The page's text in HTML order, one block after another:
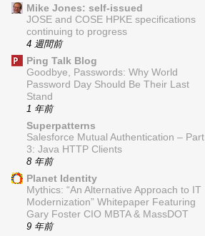
Mike Jones: self-issued
JOSE and COSE HPKE specifications
continuing to progress
4 週間前
Ping Talk Blog
Goodbye, Passwords: Why World
Password Day Should Be Their Last
Stand
1 年前
Superpatterns
Salesforce Mutual Authentication – Part
3: Java HTTP Clients
8 年前
Planet Identity
Mythics: “An Alternative Approach to IT
Modernization” Whitepaper Featuring
Gary Foster CIO MBTA & MassDOT
9 年前